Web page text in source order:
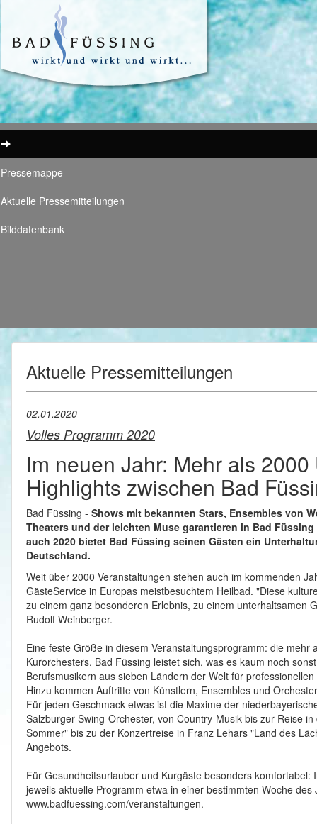
Pressemappe
Aktuelle Pressemitteilungen
Bilddatenbank
Aktuelle Pressemitteilungen
02.01.2020
Volles Programm 2020
Im neuen Jahr: Mehr als
Highlights zwischen Bad
Bad Füssing - Shows mit bekannten Stars, Ensembles von
Theaters und der leichten Muse garantieren in Bad
auch 2020 bietet Bad Füssing seinen Gästen ein
Deutschland.
Weit über 2000 Veranstaltungen stehen auch im kommenden
GästeService in Europas meistbesuchtem Heilbad. "Diese
zu einem ganz besonderen Erlebnis, zu einem unterhaltsamen
Rudolf Weinberger.
Eine feste Größe in diesem Veranstaltungsprogramm: die mehr
Kurorchesters. Bad Füssing leistet sich, was es kaum noch
Berufsmusikern aus sieben Ländern der Welt für
Hinzu kommen Auftritte von Künstlern, Ensembles und
Für jeden Geschmack etwas ist die Maxime der
Salzburger Swing-Orchester, von Country-Musik bis zur Reise
Sommer" bis zu der Konzertreise in Franz Lehars "Land des
Angebots.
Für Gesundheitsurlauber und Kurgäste besonders
jeweils aktuelle Programm etwa in einer bestimmten Woche
www.badfuessing.com/veranstaltungen.